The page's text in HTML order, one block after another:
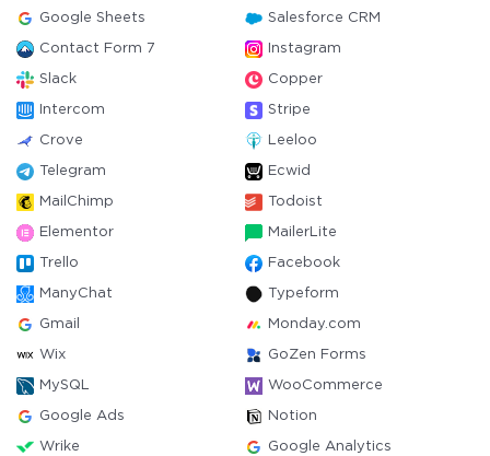
Google Sheets Salesforce CRM
Contact Form 7 Instagram
Slack Copper
Intercom Stripe
Crove Leeloo
Telegram Ecwid
MailChimp Todoist
Elementor MailerLite
Trello Facebook
ManyChat Typeform
Gmail Monday.com
Wix GoZen Forms
MySQL WooCommerce
Google Ads Notion
Wrike Google Analytics